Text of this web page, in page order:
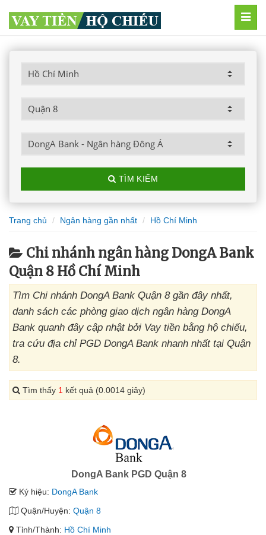
TÌM KIẾM
Trang chủ Ngân hàng gần nhất Hồ Chí Minh
Chi nhánh ngân hàng DongA Bank
Quận 8 Hồ Chí Minh
Tìm Chi nhánh DongA Bank Quận 8 gần đây nhất,
danh sách các phòng giao dịch ngân hàng DongA
Bank quanh đây cập nhật bởi Vay tiền bằng hộ chiếu,
tra cứu địa chỉ PGD DongA Bank nhanh nhất tại Quận
8.
Tìm thấy 1 kết quả (0.0014 giây)
DongA Bank PGD Quận 8
Ký hiệu: DongA Bank
Quận/Huyện: Quận 8
Tỉnh/Thành: Hồ Chí Minh